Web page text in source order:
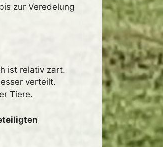
zur Veredelung
ist relativ zart.
verteilt.
Tiere.